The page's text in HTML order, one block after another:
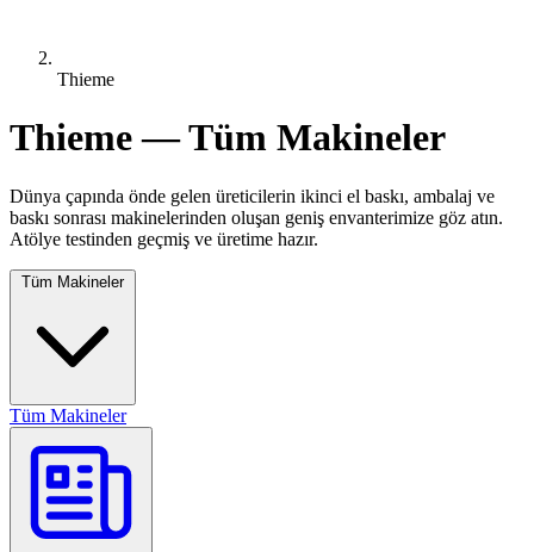
Thieme
Thieme — Tüm Makineler
Dünya çapında önde gelen üreticilerin ikinci el baskı, ambalaj ve
baskı sonrası makinelerinden oluşan geniş envanterimize göz atın.
Atölye testinden geçmiş ve üretime hazır.
Tüm Makineler
Tüm Makineler